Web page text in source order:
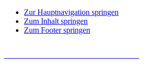
Zur Hauptnavigation springen
Zum Inhalt springen
Zum Footer springen